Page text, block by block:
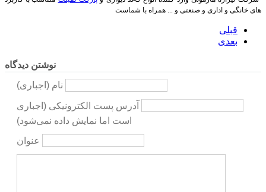
های خانگی و اداری و صنعتی و ... همراه با شماست
قبلی
بعدی
نوشتن دیدگاه
نام (اجباری)
آدرس پست الکترونیکی (اجباری
است اما نمایش داده نمی‌شود)
عنوان